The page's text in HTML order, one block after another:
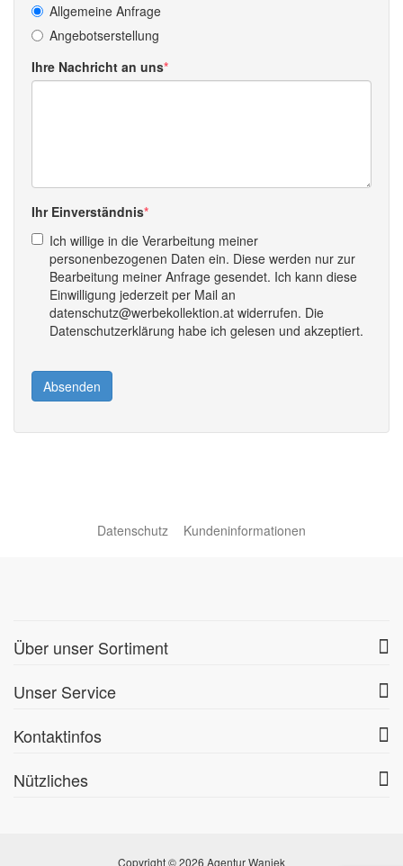
Allgemeine Anfrage
Angebotserstellung
Ihre Nachricht an uns
Ihr Einverständnis
Ich willige in die Verarbeitung meiner
personenbezogenen Daten ein. Diese werden nur zur
Bearbeitung meiner Anfrage gesendet. Ich kann diese
Einwilligung jederzeit per Mail an
datenschutz@werbekollektion.at widerrufen. Die
Datenschutzerklärung habe ich gelesen und akzeptiert.
Absenden
Datenschutz Kundeninformationen
Über unser Sortiment
Unser Service
Kontaktinfos
Nützliches
Copyright © 2026 Agentur Waniek